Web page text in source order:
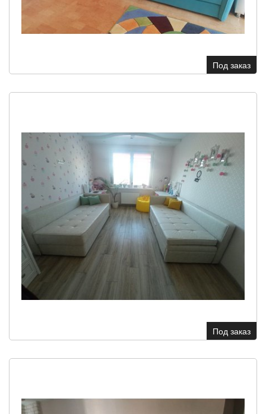
Под заказ
Под заказ